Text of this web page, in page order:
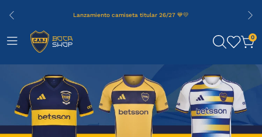
Lanzamiento camiseta titular 26/27 💙💛
0